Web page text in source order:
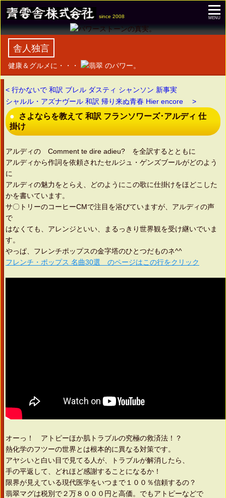
since 2008 MENU
舎人独言
健康＆グルメに・・・ のパワー。
< 行かないで 和訳 ブレル ダスティ シャンソン 新事実
シャルル・アズナヴール 和訳 帰り来ぬ青春 Hier encore >
さよならを教えて 和訳 フランソワーズ･アルディ 仕
掛け
アルディの Comment te dire adieu? を全訳するとともに
アルディから作詞を依頼されたセルジュ・ゲンズブールがどのよう
に
アルディの魅力をとらえ、どのようにこの歌に仕掛けをほどこした
かを書いています。
サ〇トリーのコーヒーCMで注目を浴びていますが、アルディの声
で
はなくても、アレンジといい、まるっきり世界観を受け継いでいま
す。
やっぱ、フレンチポップスの金字塔のひとつだものネ^^
フレンチ・ポップス 名曲30選 のページはこの行をクリック
オーっ！ アトピーほか肌トラブルの究極の救済法！？
熱化学のフツーの世界とは根本的に異なる対策です。
アヤシいと白い目で見てる人が、トラブルが解消したら、
手の平返して、どれほど感謝することになるか！
限界が見えている現代医学をいつまで１００％信頼するの？
翡翠マグは税別で２万８０００円と高価。でもアトピーなどで